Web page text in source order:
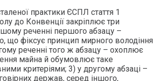
практики ЄСПЛ стаття 1
до Конвенції закріплює три
реченні першого абзацу –
що фіксує принцип мирного володіння
реченні того ж абзацу – охоплює
майна й обумовлює таке
критеріями; 3) у другому абзаці –
держав, серед іншого,